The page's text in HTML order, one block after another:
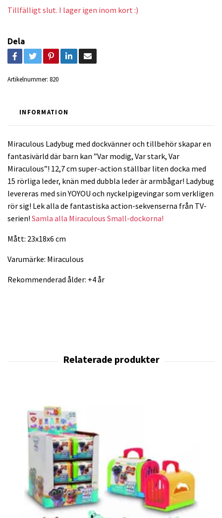
Tillfälligt slut. I lager igen inom kort :)
Dela
Artikelnummer: 820
INFORMATION
Miraculous Ladybug med dockvänner och tillbehör skapar en
fantasivärld där barn kan ”Var modig, Var stark, Var
Miraculous”! 12,7 cm super-action ställbar liten docka med
15 rörliga leder, knän med dubbla leder är armbågar! Ladybug
levereras med sin YOYOU och nyckelpigevingar som verkligen
rör sig! Lek alla de fantastiska action-sekvenserna från TV-
serien! Samla alla Miraculous Small-dockorna!
Mått: 23x18x6 cm
Varumärke: Miraculous
Rekommenderad ålder: +4 år